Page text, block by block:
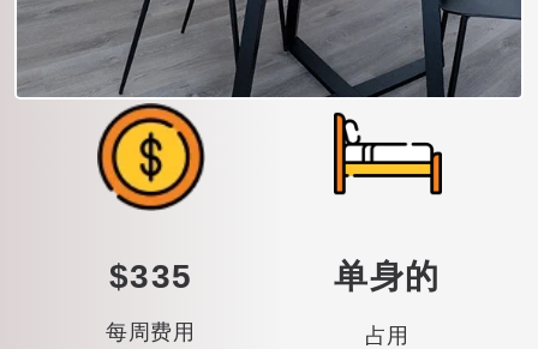
$335
每周费用
单身的
占用